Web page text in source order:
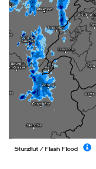
Sturzflut / Flash Flood